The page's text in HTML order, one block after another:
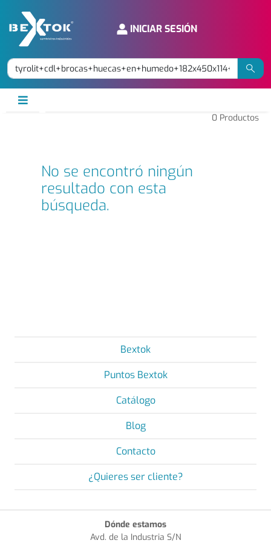
INICIAR SESIÓN
0 Productos
No se encontró ningún
resultado con esta
búsqueda.
Bextok
Puntos Bextok
Catálogo
Blog
Contacto
¿Quieres ser cliente?
Dónde estamos
Avd. de la Industria S/N